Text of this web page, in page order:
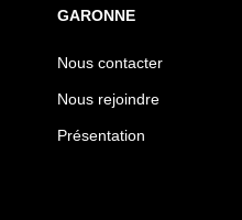
GARONNE
Nous contacter
Nous rejoindre
Présentation